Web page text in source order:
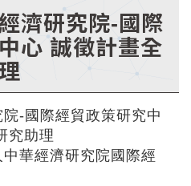
濟研究院-國際
心 誠徵計畫全
-國際經貿政策研究中
究助理
中華經濟研究院國際經